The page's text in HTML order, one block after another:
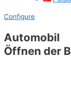
Configure
Automobil
Öffnen der